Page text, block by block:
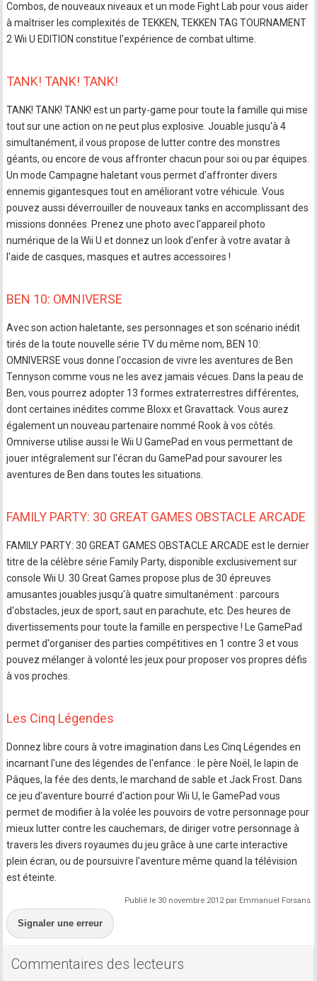
Combos, de nouveaux niveaux et un mode Fight Lab pour vous aider
à maîtriser les complexités de TEKKEN, TEKKEN TAG TOURNAMENT
2 Wii U EDITION constitue l'expérience de combat ultime.
TANK! TANK! TANK!
TANK! TANK! TANK! est un party-game pour toute la famille qui mise
tout sur une action on ne peut plus explosive. Jouable jusqu'à 4
simultanément, il vous propose de lutter contre des monstres
géants, ou encore de vous affronter chacun pour soi ou par équipes.
Un mode Campagne haletant vous permet d'affronter divers
ennemis gigantesques tout en améliorant votre véhicule. Vous
pouvez aussi déverrouiller de nouveaux tanks en accomplissant des
missions données. Prenez une photo avec l'appareil photo
numérique de la Wii U et donnez un look d'enfer à votre avatar à
l'aide de casques, masques et autres accessoires !
BEN 10: OMNIVERSE
Avec son action haletante, ses personnages et son scénario inédit
tirés de la toute nouvelle série TV du même nom, BEN 10:
OMNIVERSE vous donne l'occasion de vivre les aventures de Ben
Tennyson comme vous ne les avez jamais vécues. Dans la peau de
Ben, vous pourrez adopter 13 formes extraterrestres différentes,
dont certaines inédites comme Bloxx et Gravattack. Vous aurez
également un nouveau partenaire nommé Rook à vos côtés.
Omniverse utilise aussi le Wii U GamePad en vous permettant de
jouer intégralement sur l'écran du GamePad pour savourer les
aventures de Ben dans toutes les situations.
FAMILY PARTY: 30 GREAT GAMES OBSTACLE ARCADE
FAMILY PARTY: 30 GREAT GAMES OBSTACLE ARCADE est le dernier
titre de la célèbre série Family Party, disponible exclusivement sur
console Wii U. 30 Great Games propose plus de 30 épreuves
amusantes jouables jusqu'à quatre simultanément : parcours
d'obstacles, jeux de sport, saut en parachute, etc. Des heures de
divertissements pour toute la famille en perspective ! Le GamePad
permet d'organiser des parties compétitives en 1 contre 3 et vous
pouvez mélanger à volonté les jeux pour proposer vos propres défis
à vos proches.
Les Cinq Légendes
Donnez libre cours à votre imagination dans Les Cinq Légendes en
incarnant l'une des légendes de l'enfance : le père Noël, le lapin de
Pâques, la fée des dents, le marchand de sable et Jack Frost. Dans
ce jeu d'aventure bourré d'action pour Wii U, le GamePad vous
permet de modifier à la volée les pouvoirs de votre personnage pour
mieux lutter contre les cauchemars, de diriger votre personnage à
travers les divers royaumes du jeu grâce à une carte interactive
plein écran, ou de poursuivre l'aventure même quand la télévision
est éteinte.
Publié le 30 novembre 2012 par Emmanuel Forsans
Signaler une erreur
Commentaires des lecteurs